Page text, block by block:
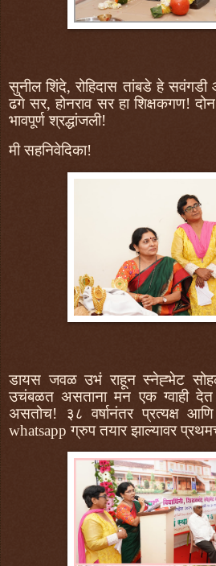
सुनील शिंदे, रोहिदास तांबडे हे
ढगे सर, होनराव सर हा शिक्षकगण! दोन
भावपूर्ण श्रद्धांजली!
मी सहनिवेदिका!
डायस जवळ उभं राहून स्नेह्भेट
उचंबळत असताना मन एक ग्वाही देत
असतोच! ३८ वर्षानंतर प्रत्यक्ष
whatsapp ग्रुप तयार झाल्यावर